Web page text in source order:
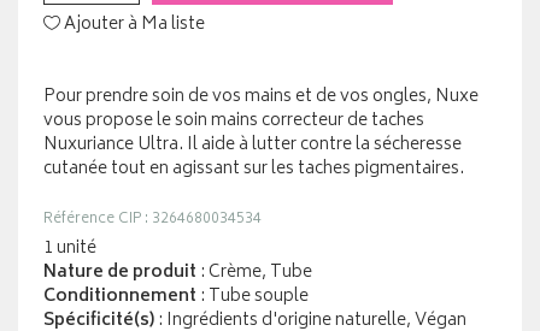
Ajouter à Ma liste
Pour prendre soin de vos mains et de vos ongles, Nuxe
vous propose le soin mains correcteur de taches
Nuxuriance Ultra. Il aide à lutter contre la sécheresse
cutanée tout en agissant sur les taches pigmentaires.
Référence CIP : 3264680034534
1 unité
Nature de produit : Crème, Tube
Conditionnement : Tube souple
Spécificité(s): Ingrédients d'origine naturelle, Végan